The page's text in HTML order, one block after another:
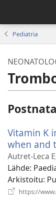
Pediatria
Vitamin K
when and
Autret-Leca
Lähde‎:
Arkistoitu‎:
https://